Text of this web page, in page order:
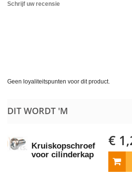
Schrijf uw recensie
Geen loyaliteitspunten voor dit product.
DIT WORDT 'M
Kruiskopschroef
voor cilinderkap
€